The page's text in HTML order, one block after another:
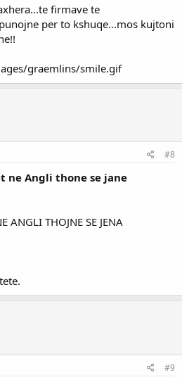
firmave te
per to kshuqe...mos kujtoni
graemlins/smile.gif
#8
ne Angli thone se jane
ANGLI THOJNE SE JENA
#9